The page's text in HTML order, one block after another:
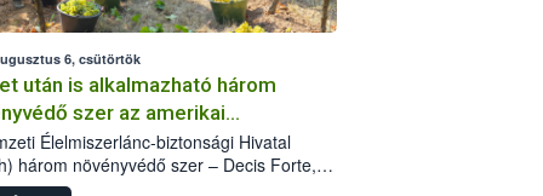
6, csütörtök
után is alkalmazható három
szer az amerikai
ellen
Élelmiszerlánc-biztonsági Hivatal
három növényvédő szer – Decis Forte,
24 EW, Oroganic – engedélyokiratát